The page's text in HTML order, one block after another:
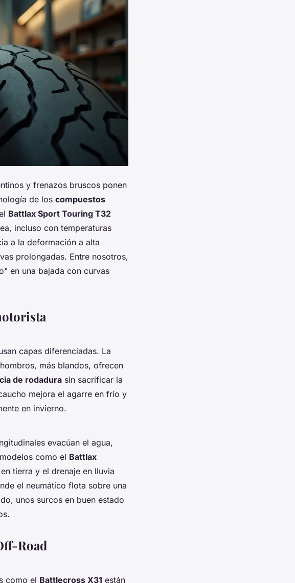
y frenazos bruscos ponen
de los compuestos
Battlax Sport Touring T32
incluso con temperaturas
a la deformación a alta
prolongadas. Entre nosotros,
en una bajada con curvas
capas diferenciadas. La
más blandos, ofrecen
de rodadura sin sacrificar la
mejora el agarre en frío y
en invierno.
evacúan el agua,
como el Battlax
tierra y el drenaje en lluvia
el neumático flota sobre una
unos surcos en buen estado
Road
como el Battlecross X31 están